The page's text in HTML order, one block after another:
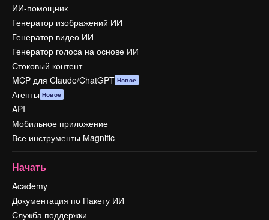
ИИ-помощник
Генератор изображений ИИ
Генератор видео ИИ
Генератор голоса на основе ИИ
Стоковый контент
MCP для Claude/ChatGPT Новое
Агенты Новое
API
Мобильное приложение
Все инструменты Magnific
Начать
Academy
Документация по Пакету ИИ
Служба поддержки